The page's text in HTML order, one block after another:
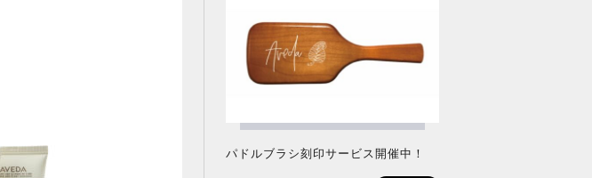
パドルブラシ刻印サービス開催中！